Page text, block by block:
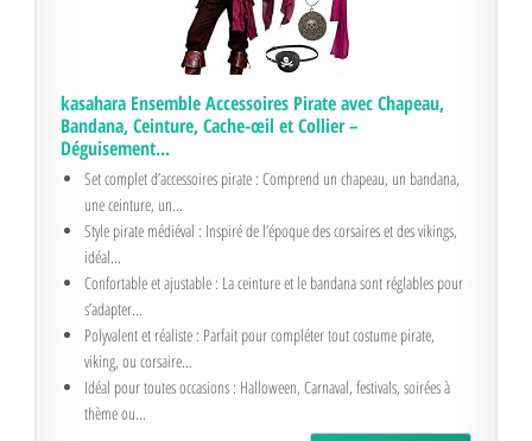
kasahara Ensemble Accessoires Pirate avec Chapeau,
Bandana, Ceinture, Cache-œil et Collier –
Déguisement...
Set complet d’accessoires pirate : Comprend un chapeau, un bandana,
une ceinture, un...
Style pirate médiéval : Inspiré de l’époque des corsaires et des vikings,
idéal...
Confortable et ajustable : La ceinture et le bandana sont réglables pour
s’adapter...
Polyvalent et réaliste : Parfait pour compléter tout costume pirate,
viking, ou corsaire...
Idéal pour toutes occasions : Halloween, Carnaval, festivals, soirées à
thème ou...